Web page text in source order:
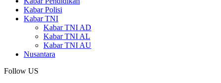
Kabar Polisi
Kabar TNI
Kabar TNI AD
Kabar TNI AL
Kabar TNI AU
Nusantara
Follow US